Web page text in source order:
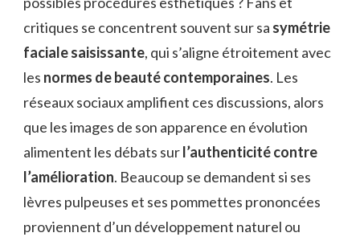
critiques se concentrent souvent sur sa symétrie
faciale saisissante, qui s’aligne étroitement avec
les normes de beauté contemporaines. Les
réseaux sociaux amplifient ces discussions, alors
que les images de son apparence en évolution
alimentent les débats surl’authenticité contre
l’amélioration. Beaucoup se demandent si ses
lèvres pulpeuses et ses pommettes prononcées
proviennent d’un développement naturel ou